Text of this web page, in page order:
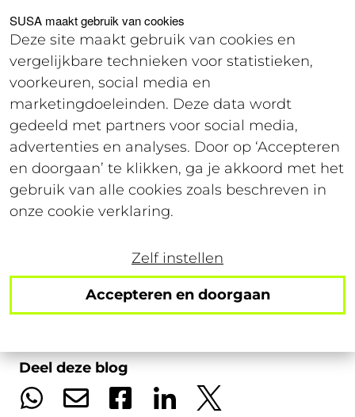
SUSA maakt gebruik van cookies
Deze site maakt gebruik van cookies en
vergelijkbare technieken voor statistieken,
voorkeuren, social media en
marketingdoeleinden. Deze data wordt
gedeeld met partners voor social media,
advertenties en analyses. Door op ‘Accepteren
en doorgaan’ te klikken, ga je akkoord met het
gebruik van alle cookies zoals beschreven in
onze cookie verklaring.
Zelf instellen
Accepteren en doorgaan
Voor studenten Voor werkgevers
Login
5 werkplekken om te
UB
11 december 2019
Leestijd: 3 minuten
Deel deze blog